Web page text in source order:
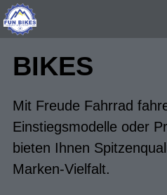
BIKES
Mit Freude Fahrrad
Einstiegsmodelle oder
bieten Ihnen
Marken-Vielfalt.